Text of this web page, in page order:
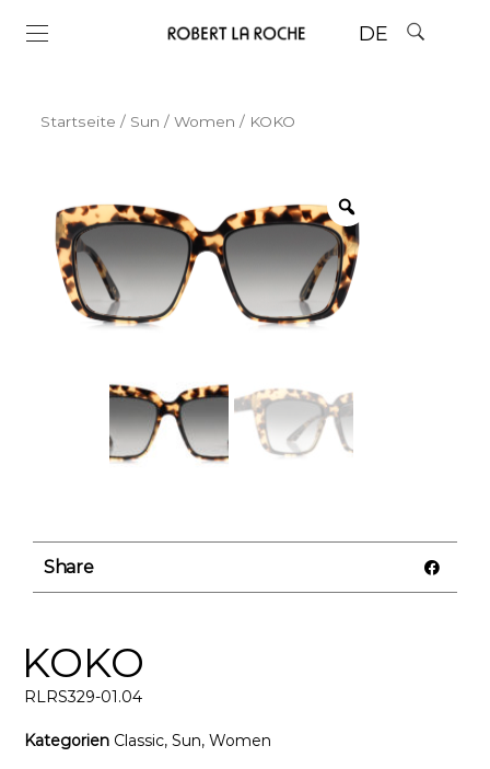
DE
Startseite / Sun / Women / KOKO
Share
KOKO
RLRS329-01.04
Kategorien Classic, Sun, Women